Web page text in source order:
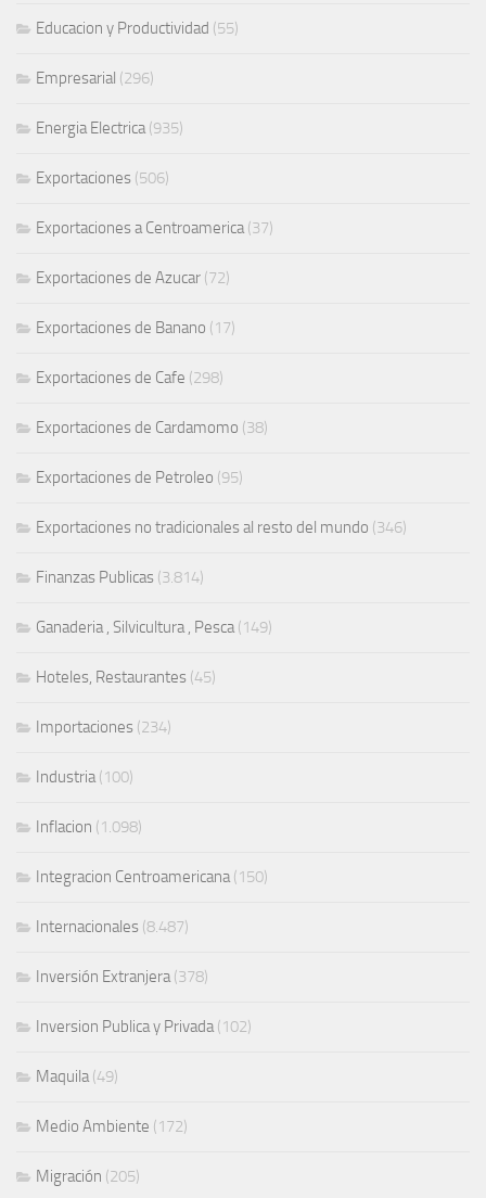
Educacion y Productividad (55)
Empresarial (296)
Energia Electrica(935)
Exportaciones (506)
Exportaciones a Centroamerica(37)
Exportaciones de Azucar (72)
Exportaciones de Banano (17)
Exportaciones de Cafe (298)
Exportaciones de Cardamomo (38)
Exportaciones de Petroleo (95)
Exportaciones no tradicionales al resto del mundo (346)
Finanzas Publicas (3.814)
Ganaderia , Silvicultura , Pesca(149)
Hoteles, Restaurantes (45)
Importaciones (234)
Industria(100)
Inflacion (1.098)
Integracion Centroamericana(150)
Internacionales (8.487)
Inversión Extranjera(378)
Inversion Publica y Privada(102)
Maquila(49)
Medio Ambiente (172)
Migración (205)